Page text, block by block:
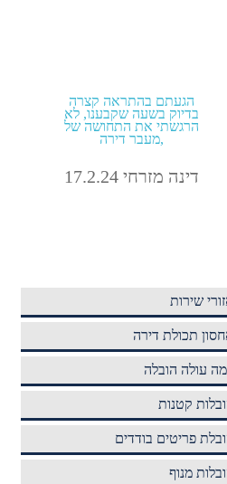
הזמנתי הובלה מהיום להיום
בתוך תל אביב קיבלתי גם
שירות
תכולת דירה
עולה הובלה
קטנות
פריטים בודדים
מנוף